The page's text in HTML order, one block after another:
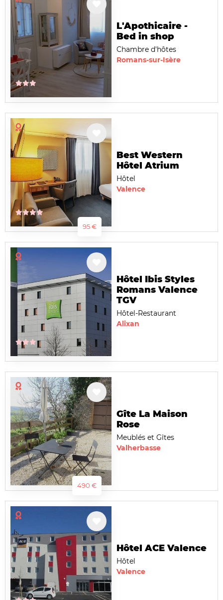
L'Apothicaire -
Bed in shop
Chambre d'hôtes
Romans-sur-Isère
95 €
Best Western
Hôtel Atrium
Hôtel
Valence
Hôtel Ibis Styles
Romans Valence
TGV
Hôtel-Restaurant
Alixan
490 €
Gîte La Maison
Rose
Meublés et Gîtes
Valherbasse
Hôtel ACE Valence
Hôtel
Valence